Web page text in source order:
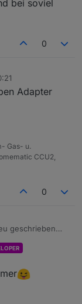
bei soviel
0
Adapter
Gas- u.
CCU2,
0
geschrieben